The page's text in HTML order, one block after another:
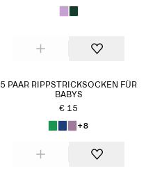
5 PAAR RIPPSTRICKSOCKEN FÜR
BABYS
€ 15
+8